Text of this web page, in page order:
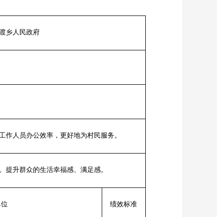
乡人民政府
人员办公效率，更好地为村民服务。
升群众的生活幸福感、满足感。
绩效标准